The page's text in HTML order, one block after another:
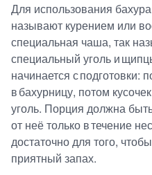
Для использования
называют курением или
специальная чаша, так
специальный уголь и
начинается с подготовки:
в бахурницу, потом
уголь. Порция должна
от неё только в течение
достаточно для того,
приятный запах.